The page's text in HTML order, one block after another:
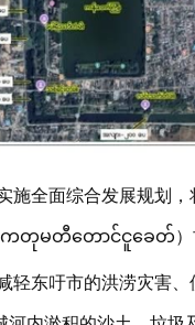
施全面综合发展规划
ေတုမတီတောင်ငူခေတ်）古
轻东吁市的洪涝灾害